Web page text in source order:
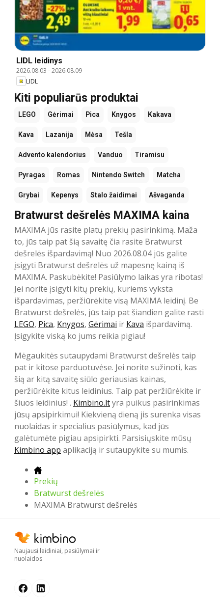
LIDL leidinys
2026.08.03 -2026.08.09
LIDL
Kiti populiarūs produktai
LEGO Gėrimai Pica Knygos Kakava
Kava Lazanija Mėsa Tešla
Advento kalendorius Vanduo Tiramisu
Pyragas Romas Nintendo Switch Matcha
Grybai Kepenys Stalo žaidimai Ašvaganda
Bratwurst dešrelės MAXIMA kaina
MAXIMA jūs rasite platų prekių pasirinkimą. Maža
to, jūs taip pat šią savaitę čia rasite Bratwurst
dešrelės išpardavimą! Nuo 2026.08.04 jūs galite
įsigyti Bratwurst dešrelės už mapesnę kainą iš
MAXIMA. Paskubėkite! Pasiūlymo laikas yra ribotas!
Jei norite įsigyti kitų prekių, kuriems vyksta
išpardavimas, peržiūrėkite visą MAXIMA leidinį. Be
Bratwurst dešrelės, jūs taip pat šiandien galite rasti
LEGO, Pica, Knygos, Gėrimai ir Kava išpardavimą.
Įsigykite viską ko jums reikia pigiau!
Mėgaukitės sutaupydami Bratwurst dešrelės taip
pat ir kitose parduotuvėse. Jei norite sužinoti, kas
šią ar kitą savaitę siūlo geriausias kainas,
peržiūrėkite kitus leidinius. Taip pat peržiūrėkite ir
šiuos leidinius! . Kimbino.ltyra puikus pasirinkimas
jūsų apsipirkimui! Kiekvieną dieną jis surenka visas
nuolaidas ir specialius pasiūlymus, kad jūs
galėtumėte pigiau apsipirkti. Parsisiųskite mūsų
Kimbino app aplikaciją ir sutaupykite su mumis.
Prekių
Bratwurst dešrelės
MAXIMA Bratwurst dešrelės
Naujausi leidiniai, pasiūlymai ir
nuolaidos